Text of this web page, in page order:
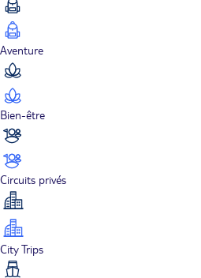
Aventure
Bien-être
Circuits privés
City Trips